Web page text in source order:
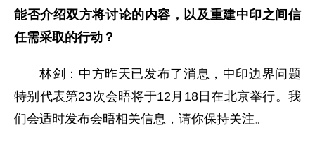
能否介绍双方将讨论的内容，以及重建中印之间信
任需采取的行动？
林剑：中方昨天已发布了消息，中印边界问题
特别代表第23次会晤将于12月18日在北京举行。我
们会适时发布会晤相关信息，请你保持关注。